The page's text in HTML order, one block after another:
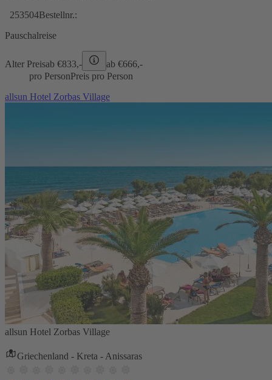
253504Bestellnr.:
Pauschalreise
Alter Preisab €833,- ab €666,-
pro PersonPreis pro Person
allsun Hotel Zorbas Village
allsun Hotel Zorbas Village
Griechenland - Kreta - Anissaras